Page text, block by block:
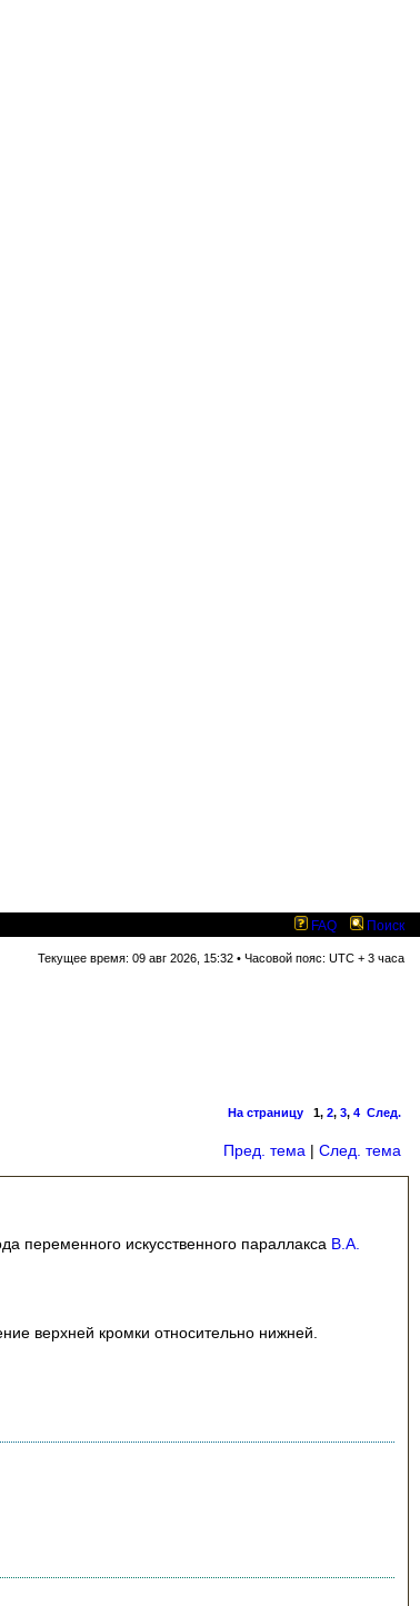
FAQ Поиск
Текущее время: 09 авг 2026, 15:32 • Часовой пояс: UTC + 3 часа
На страницу 1, 2, 3, 4 След.
Пред. тема | След. тема
переменного искусственного параллакса В.А.
верхней кромки относительно нижней.